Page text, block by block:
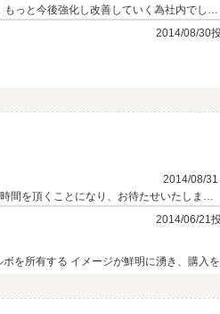
っと今後強化し改善していく為社内でしっ
ともよろしくお願いいたします。 この度
2014/08/30
2014/08/31
間を頂くことになり、お待たせいたしまし
ブがいつも以上にきっと楽しくなるかなと
2014/06/21
を所有する イメージが鮮明に湧き、購入